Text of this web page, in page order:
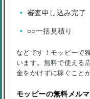
審査申し込み完了
○○一括見積り
などです！モッピーで
います。無料で使える
金をかけずに稼ぐこと
モッピーの無料メル